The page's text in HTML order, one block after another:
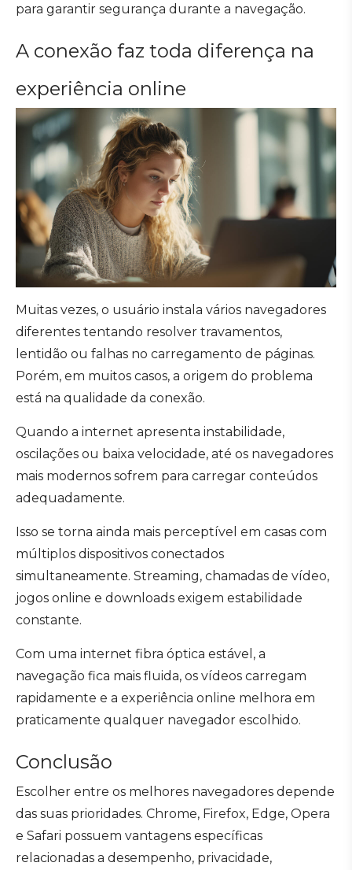
para garantir segurança durante a navegação.
A conexão faz toda diferença na
experiência online
Muitas vezes, o usuário instala vários navegadores
diferentes tentando resolver travamentos,
lentidão ou falhas no carregamento de páginas.
Porém, em muitos casos, a origem do problema
está na qualidade da conexão.
Quando a internet apresenta instabilidade,
oscilações ou baixa velocidade, até os navegadores
mais modernos sofrem para carregar conteúdos
adequadamente.
Isso se torna ainda mais perceptível em casas com
múltiplos dispositivos conectados
simultaneamente. Streaming, chamadas de vídeo,
jogos online e downloads exigem estabilidade
constante.
Com uma internet fibra óptica estável, a
navegação fica mais fluida, os vídeos carregam
rapidamente e a experiência online melhora em
praticamente qualquer navegador escolhido.
Conclusão
Escolher entre os melhores navegadores depende
das suas prioridades. Chrome, Firefox, Edge, Opera
e Safari possuem vantagens específicas
relacionadas a desempenho, privacidade,